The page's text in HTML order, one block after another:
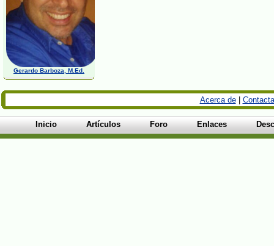
Gerardo Barboza, M.Ed.
Acerca de|
Inicio Artículos Foro Enlaces